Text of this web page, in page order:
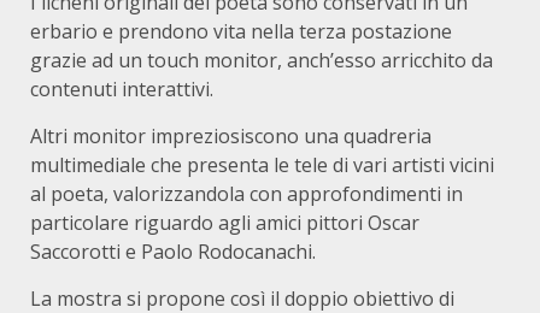
erbario e prendono vita nella terza postazione
grazie ad un touch monitor, anch’esso arricchito da
contenuti interattivi.
Altri monitor impreziosiscono una quadreria
multimediale che presenta le tele di vari artisti vicini
al poeta, valorizzandola con approfondimenti in
particolare riguardo agli amici pittori Oscar
Saccorotti e Paolo Rodocanachi.
La mostra si propone così il doppio obiettivo di